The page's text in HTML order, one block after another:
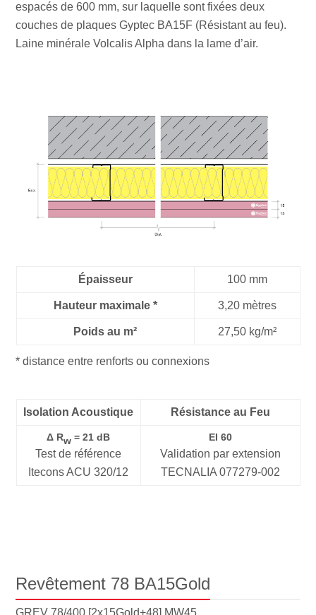
espacés de 600 mm, sur laquelle sont fixées deux
couches de plaques Gyptec BA15F (Résistant au feu).
Laine minérale Volcalis Alpha dans la lame d’air.
Épaisseur 100 mm
Hauteur maximale * 3,20 mètres
Poids au m² 27,50 kg/m²
* distance entre renforts ou connexions
Isolation Acoustique Résistance au Feu
Δ Rw = 21 dB
Test de référence
Itecons ACU 320/12
EI 60
Validation par extension
TECNALIA 077279-002
Revêtement 78 BA15Gold
GREV 78/400 [2x15Gold+48] MW45